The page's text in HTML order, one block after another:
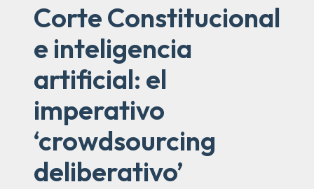
Corte Constitucional
e inteligencia
artificial: el
imperativo
‘crowdsourcing
deliberativo’